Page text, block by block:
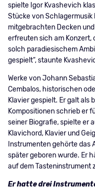
spielte Igor Kvashevich
Stücke von Schlagermusik
mitgebrachten Decken
erfreuten sich am Konzert,
solch paradiesischem
gespielt“, staunte
Werke von Johann
Cembalos, historischen
Klavier gespielt. Er galt als
Kompositionen schrieb er
seiner Biografie, spielte er
Klavichord, Klavier und
Instrumenten gehörte das
später geboren wurde. Er
auf dem Tasteninstrument
Er hatte drei